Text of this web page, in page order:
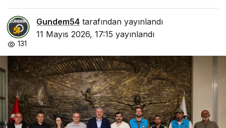
Gundem54 tarafından yayınlandı
11 Mayıs 2026, 17:15 yayınlandı
131
Sahibine Ulaştı